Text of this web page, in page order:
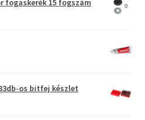
fogaskerék 15 fogszám
os bitfej készlet